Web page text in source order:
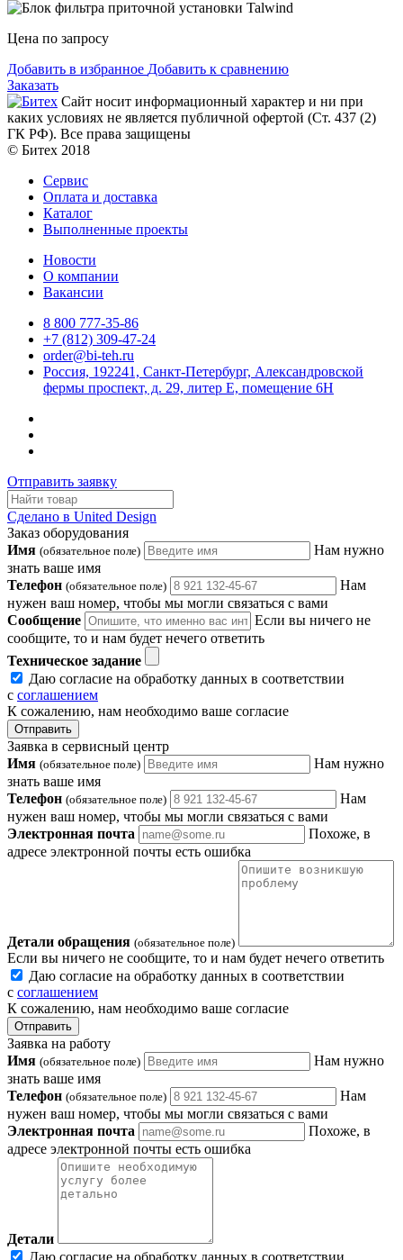
Цена по запросу
Добавить в избранное Добавить к сравнению
Заказать
Сайт носит информационный характер и ни при
каких условиях не является публичной офертой (Ст. 437 (2)
ГК РФ). Все права защищены
© Битех 2018
Сервис
Оплата и доставка
Каталог
Выполненные проекты
Новости
О компании
Вакансии
8 800 777-35-86
+7 (812) 309-47-24
order@bi-teh.ru
Россия, 192241, Санкт-Петербург, Александровской
фермы проспект, д. 29, литер Е, помещение 6Н
Отправить заявку
Сделано в United Design
Заказ оборудования
Имя (обязательное поле)
Нам нужно
знать ваше имя
Телефон (обязательное поле)
Нам
нужен ваш номер, чтобы мы могли связаться с вами
Сообщение
Если вы ничего не
сообщите, то и нам будет нечего ответить
Техническое задание
Даю согласие на обработку данных в соответствии
с соглашением
К сожалению, нам необходимо ваше согласие
Отправить
Заявка в сервисный центр
Имя (обязательное поле)
Нам нужно
знать ваше имя
Телефон (обязательное поле)
Нам
нужен ваш номер, чтобы мы могли связаться с вами
Электронная почта
Похоже, в
адресе электронной почты есть ошибка
Детали обращения (обязательное поле)
Если вы ничего не сообщите, то и нам будет нечего ответить
Даю согласие на обработку данных в соответствии
с соглашением
К сожалению, нам необходимо ваше согласие
Отправить
Заявка на работу
Имя (обязательное поле)
Нам нужно
знать ваше имя
Телефон (обязательное поле)
Нам
нужен ваш номер, чтобы мы могли связаться с вами
Электронная почта
Похоже, в
адресе электронной почты есть ошибка
Детали
Даю согласие на обработку данных в соответствии